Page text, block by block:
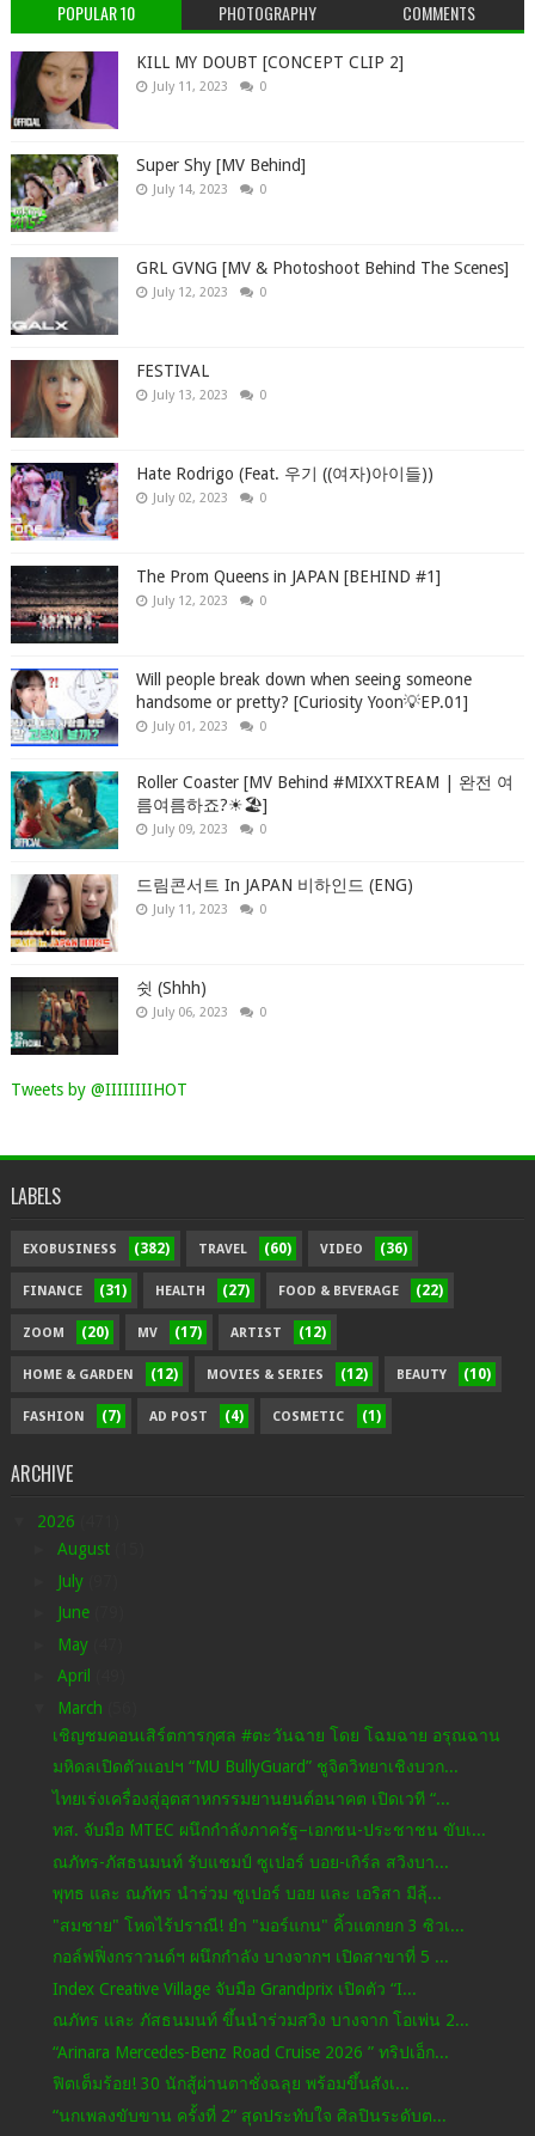
POPULAR 10 PHOTOGRAPHY COMMENTS
KILL MY DOUBT [CONCEPT CLIP 2]
July 11, 2023 0
Super Shy [MV Behind]
July 14, 2023 0
GRL GVNG [MV & Photoshoot Behind The Scenes]
July 12, 2023 0
FESTIVAL
July 13, 2023 0
Hate Rodrigo (Feat. 우기 ((여자)아이들))
July 02, 2023 0
The Prom Queens in JAPAN [BEHIND #1]
July 12, 2023 0
Will people break down when seeing someone
handsome or pretty? [Curiosity Yoon💡EP.01]
July 01, 2023 0
Roller Coaster [MV Behind #MIXXTREAM | 완전 여
름여름하죠?☀🏖]
July 09, 2023 0
드림콘서트 In JAPAN 비하인드 (ENG)
July 11, 2023 0
쉿 (Shhh)
July 06, 2023 0
Tweets by @IIIIIIIIHOT
LABELS
EXOBUSINESS (382) TRAVEL (60) VIDEO (36)
FINANCE (31) HEALTH (27) FOOD & BEVERAGE (22)
ZOOM (20) MV (17) ARTIST (12)
HOME & GARDEN (12) MOVIES & SERIES (12) BEAUTY (10)
FASHION (7) AD POST (4) COSMETIC (1)
ARCHIVE
2026
August
July
June
May
April
March
เชิญชมคอนเสิร์ตการกุศล #ตะวันฉาย โดย โฉมฉาย อรุณฉาน
มหิดลเปิดตัวแอปฯ “MU BullyGuard” ชูจิตวิทยาเชิงบวก...
ไทยเร่งเครื่องสู่อุตสาหกรรมยานยนต์อนาคต เปิดเวที “...
ทส. จับมือ MTEC ผนึกกำลังภาครัฐ–เอกชน-ประชาชน ขับเ...
ณภัทร-ภัสธนมนท์ รับแชมป์ ซูเปอร์ บอย-เกิร์ล สวิงบา...
พุทธ และ ณภัทร นำร่วม ซูเปอร์ บอย และ เอริสา มีลุ้...
"สมชาย" โหดไร้ปราณี! ยำ "มอร์แกน" คิ้วแตกยก 3 ซิวเ...
กอล์ฟฟิ่งกราวนด์ฯ ผนึกกำลัง บางจากฯ เปิดสาขาที่ 5 ...
Index Creative Village จับมือ Grandprix เปิดตัว “I...
ณภัทร และ ภัสธนมนท์ ขึ้นนำร่วมสวิง บางจาก โอเพ่น 2...
“Arinara Mercedes-Benz Road Cruise 2026 ” ทริปเอ็ก...
ฟิตเต็มร้อย! 30 นักสู้ผ่านตาชั่งฉลุย พร้อมขึ้นสังเ...
“นกเพลงขับขาน ครั้งที่ 2” สุดประทับใจ ศิลปินระดับต...